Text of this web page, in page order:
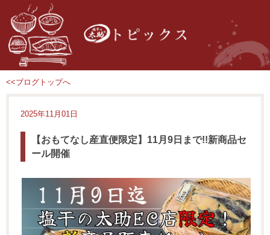
<<ブログトップへ
2025年11月01日
【おもてなし産直便限定】11月9日まで!!新商品セ
ール開催